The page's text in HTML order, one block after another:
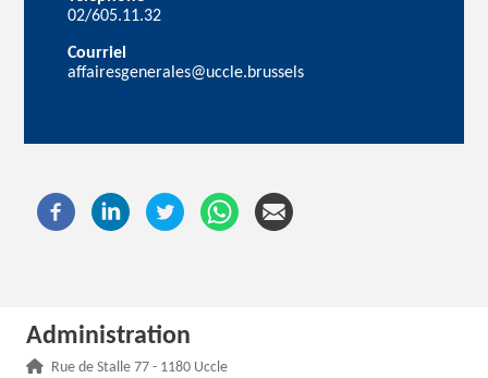
02/605.11.32
Courriel
affairesgenerales@uccle.brussels
Administration
Adresse :
Rue de Stalle 77 - 1180 Uccle